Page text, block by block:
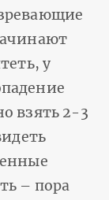
у
взять 2-3
– пора